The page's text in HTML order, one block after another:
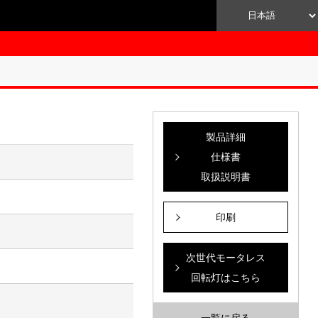
製品詳細
仕様書
取扱説明書
印刷
次世代モータレス
回転灯はこちら